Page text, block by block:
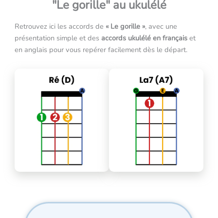
"Le gorille" au ukulélé
Retrouvez ici les accords de « Le gorille », avec une
présentation simple et des accords ukulélé en français et
en anglais pour vous repérer facilement dès le départ.